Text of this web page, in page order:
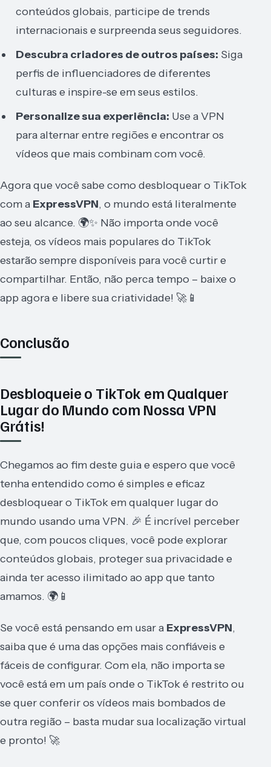
conteúdos globais, participe de trends
internacionais e surpreenda seus seguidores.
Descubra criadores de outros países: Siga
perfis de influenciadores de diferentes
culturas e inspire-se em seus estilos.
Personalize sua experiência: Use a VPN
para alternar entre regiões e encontrar os
vídeos que mais combinam com você.
Agora que você sabe como desbloquear o TikTok
com a ExpressVPN, o mundo está literalmente
ao seu alcance. 🌍✨ Não importa onde você
esteja, os vídeos mais populares do TikTok
estarão sempre disponíveis para você curtir e
compartilhar. Então, não perca tempo – baixe o
app agora e libere sua criatividade! 🚀📱
Conclusão
Desbloqueie o TikTok em Qualquer
Lugar do Mundo com Nossa VPN
Grátis!
Chegamos ao fim deste guia e espero que você
tenha entendido como é simples e eficaz
desbloquear o TikTok em qualquer lugar do
mundo usando uma VPN. 🎉 É incrível perceber
que, com poucos cliques, você pode explorar
conteúdos globais, proteger sua privacidade e
ainda ter acesso ilimitado ao app que tanto
amamos. 🌍📱
Se você está pensando em usar a ExpressVPN,
saiba que é uma das opções mais confiáveis e
fáceis de configurar. Com ela, não importa se
você está em um país onde o TikTok é restrito ou
se quer conferir os vídeos mais bombados de
outra região – basta mudar sua localização virtual
e pronto! 🚀